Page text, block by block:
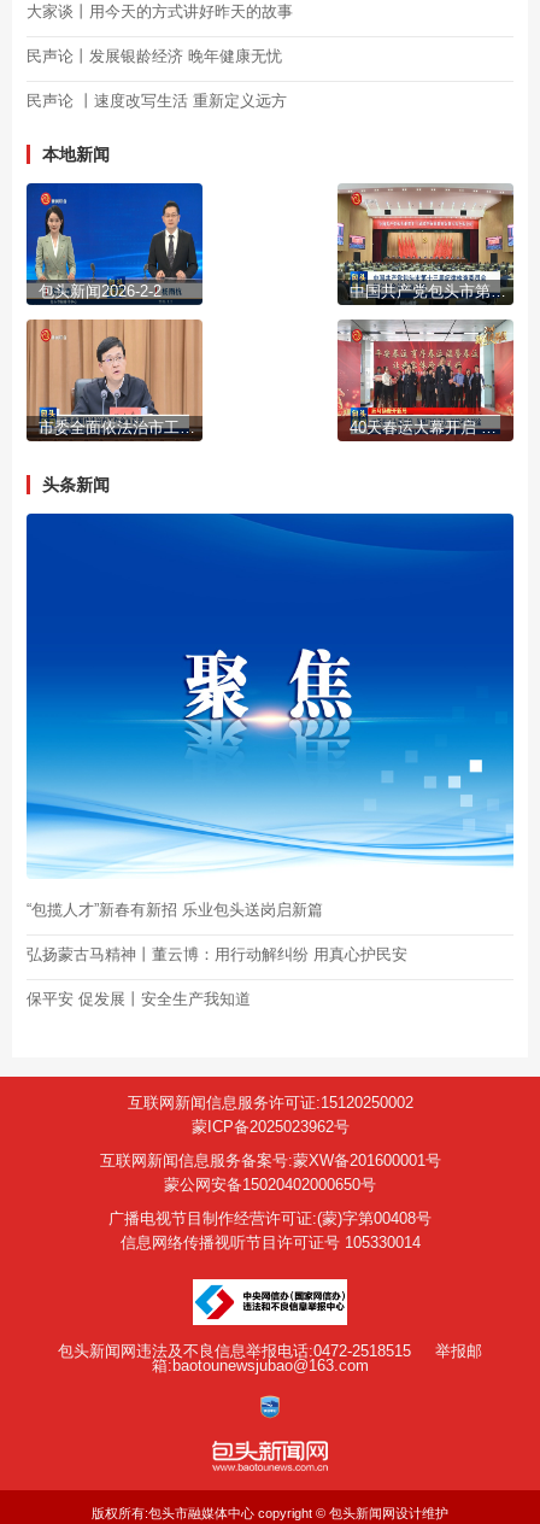
大家谈丨用今天的方式讲好昨天的故事
民声论丨发展银龄经济 晚年健康无忧
民声论 丨速度改写生活 重新定义远方
本地新闻
包头新闻2026-2-2 中国共产党包头市第十三届纪律检查委员会第六次全体会议公报
市委全面依法治市工作会议召开 40天春运大幕开启 多部门齐发力 护航平安旅途
头条新闻
“包揽人才”新春有新招 乐业包头送岗启新篇
弘扬蒙古马精神丨董云博：用行动解纠纷 用真心护民安
保平安 促发展丨安全生产我知道
互联网新闻信息服务许可证:15120250002
蒙ICP备2025023962号
互联网新闻信息服务备案号:蒙XW备201600001号
蒙公网安备15020402000650号
广播电视节目制作经营许可证:(蒙)字第00408号
信息网络传播视听节目许可证号 105330014
包头新闻网违法及不良信息举报电话:0472-2518515
举报邮
箱:baotounewsjubao@163.com
版权所有:包头市融媒体中心 copyright © 包头新闻网设计维护